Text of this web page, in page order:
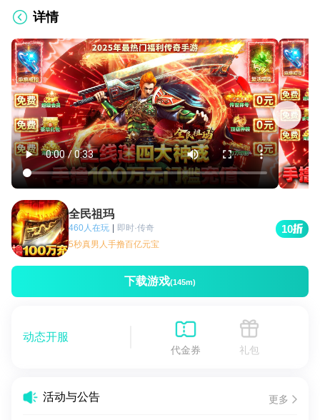
详情
全民祖玛
460人在玩 | 即时·传奇
5秒真男人手撸百亿元宝
10
下载游戏(145m)
动态开服
代金券 礼包
活动与公告 更多